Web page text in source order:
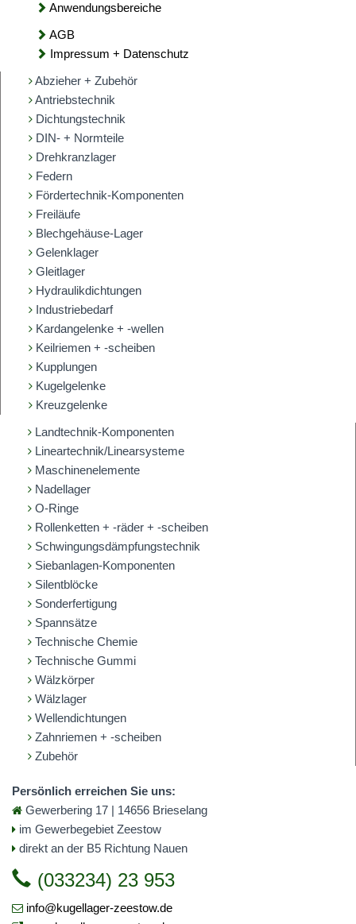
Anwendungsbereiche
AGB
Impressum + Datenschutz
Abzieher + Zubehör
Antriebstechnik
Dichtungstechnik
DIN- + Normteile
Drehkranzlager
Federn
Fördertechnik-Komponenten
Freiläufe
Blechgehäuse-Lager
Gelenklager
Gleitlager
Hydraulikdichtungen
Industriebedarf
Kardangelenke + -wellen
Keilriemen + -scheiben
Kupplungen
Kugelgelenke
Kreuzgelenke
Landtechnik-Komponenten
Lineartechnik/Linearsysteme
Maschinenelemente
Nadellager
O-Ringe
Rollenketten + -räder + -scheiben
Schwingungsdämpfungstechnik
Siebanlagen-Komponenten
Silentblöcke
Sonderfertigung
Spannsätze
Technische Chemie
Technische Gummi
Wälzkörper
Wälzlager
Wellendichtungen
Zahnriemen + -scheiben
Zubehör
Persönlich erreichen Sie uns:
Gewerbering 17 | 14656 Brieselang
im Gewerbegebiet Zeestow
direkt an der B5 Richtung Nauen
(033234) 23 953
info@kugellager-zeestow.de